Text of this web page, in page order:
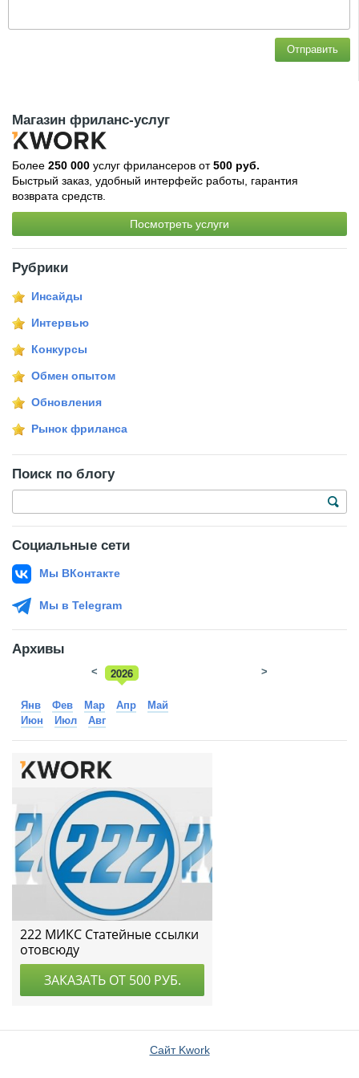
Отправить
Магазин фриланс-услуг
Более 250 000 услуг фрилансеров от500 руб.
Быстрый заказ, удобный интерфейс работы, гарантия
возврата средств.
Посмотреть услуги
Рубрики
Инсайды
Интервью
Конкурсы
Обмен опытом
Обновления
Рынок фриланса
Поиск по блогу
Социальные сети
Мы ВКонтакте
Мы в Telegram
Архивы
2026
2025
< >
Янв Фев Мар Апр
Май
Июн
Июл Авг
Сайт Kwork